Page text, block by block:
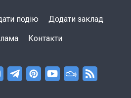
подію Додати заклад
Контакти